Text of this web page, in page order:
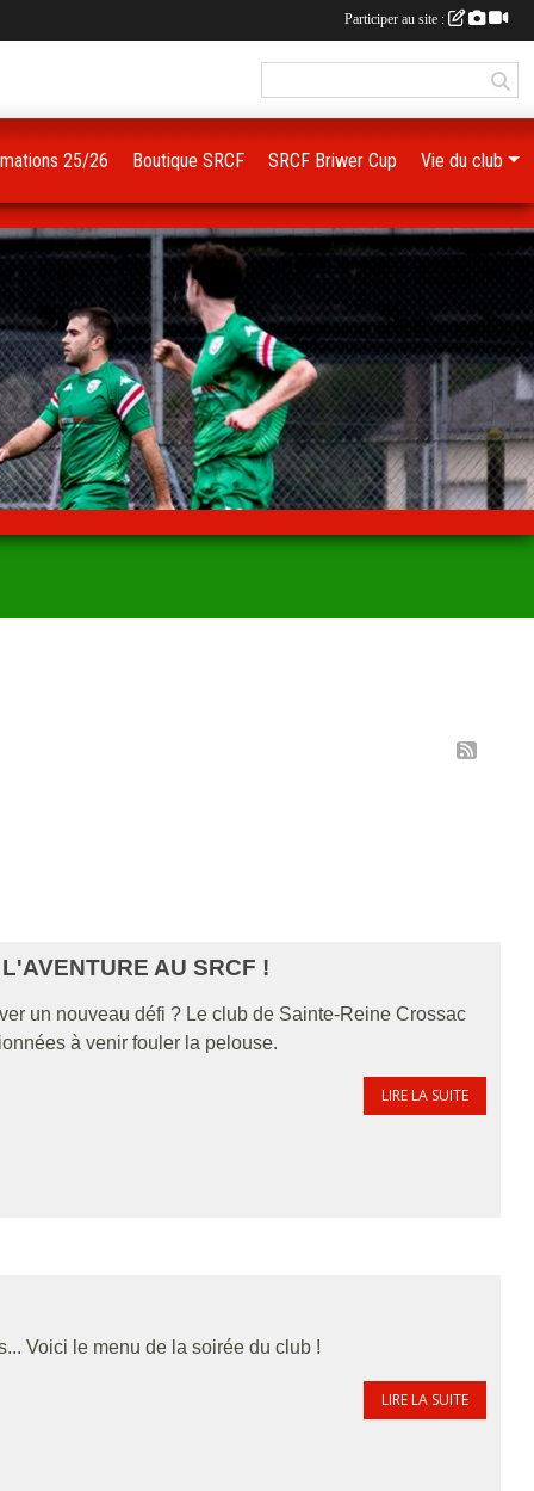
AU SRCF !
un nouveau défi ? Le club de Sainte-Reine Crossac
à venir fouler la pelouse.
LIRE LA SUITE
Voici le menu de la soirée du club !
LIRE LA SUITE
25/26 Boutique SRCF SRCF Briwer Cup Vie du club
Participer au site :